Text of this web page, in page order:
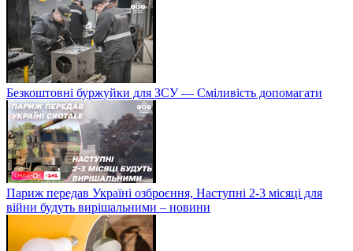
Безкоштовні буржуйки для ЗСУ — Сміливість допомагати
Париж передав Україні озброєння, Наступні 2-3 місяці для
війни будуть вирішальними – новини